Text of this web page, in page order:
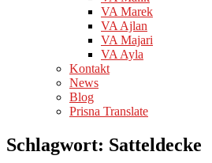
VA Marek
VA Ajlan
VA Majari
VA Ayla
Kontakt
News
Blog
Prisna Translate
Schlagwort: Satteldecke